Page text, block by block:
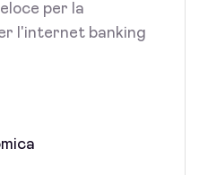
per la
l'internet banking